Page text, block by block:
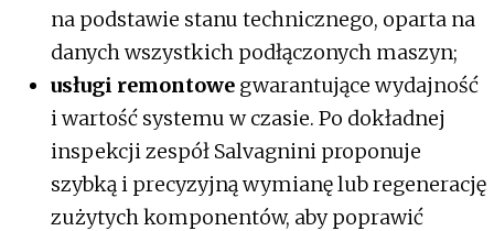
na podstawie stanu technicznego, oparta na
danych wszystkich podłączonych maszyn;
usługi remontowe gwarantujące wydajność
i wartość systemu w czasie. Po dokładnej
inspekcji zespół Salvagnini proponuje
szybką i precyzyjną wymianę lub regenerację
zużytych komponentów, aby poprawić